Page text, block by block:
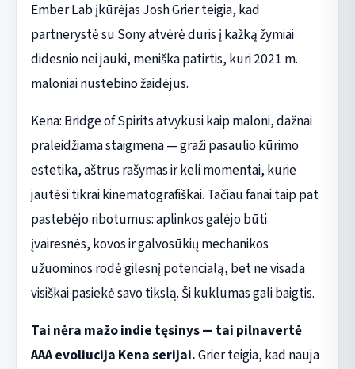
Ember Lab įkūrėjas Josh Grier teigia, kad
partnerystė su Sony atvėrė duris į kažką žymiai
didesnio nei jauki, meniška patirtis, kuri 2021 m.
maloniai nustebino žaidėjus.
Kena: Bridge of Spirits atvykusi kaip maloni, dažnai
praleidžiama staigmena — graži pasaulio kūrimo
estetika, aštrus rašymas ir keli momentai, kurie
jautėsi tikrai kinematografiškai. Tačiau fanai taip pat
pastebėjo ribotumus: aplinkos galėjo būti
įvairesnės, kovos ir galvosūkių mechanikos
užuominos rodė gilesnį potencialą, bet ne visada
visiškai pasiekė savo tikslą. Ši kuklumas gali baigtis.
Tai nėra mažo indie tęsinys — tai pilnavertė
AAA evoliucija Kena serijai.Grier teigia, kad nauja